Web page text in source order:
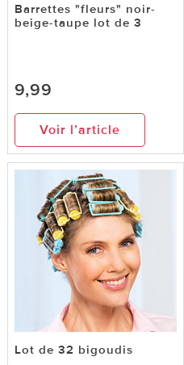
Barrettes "fleurs" noir-
beige-taupe lot de 3
9,99
Voir l’article
Lot de 32 bigoudis